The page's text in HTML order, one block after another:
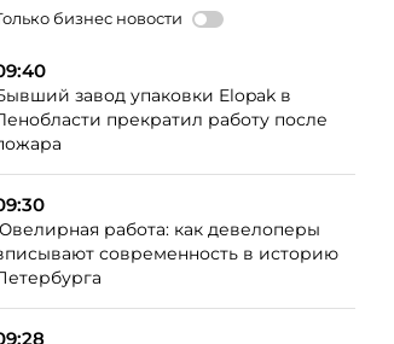
бизнес новости
завод упаковки Elopak в
прекратил работу после
работа: как девелоперы
современность в историю